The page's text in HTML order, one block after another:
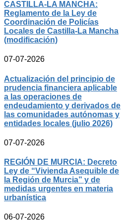
CASTILLA-LA MANCHA:
Reglamento de la Ley de
Coordinación de Policías
Locales de Castilla-La Mancha
(modificación)
07-07-2026
Actualización del principio de
prudencia financiera aplicable
a las operaciones de
endeudamiento y derivados de
las comunidades autónomas y
entidades locales (julio 2026)
07-07-2026
REGIÓN DE MURCIA: Decreto
Ley de “Vivienda Asequible de
la Región de Murcia” y de
medidas urgentes en materia
urbanística
06-07-2026